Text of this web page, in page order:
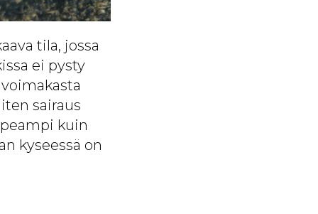
tila, jossa
ei pysty
sairaus
kuin
kyseessä on